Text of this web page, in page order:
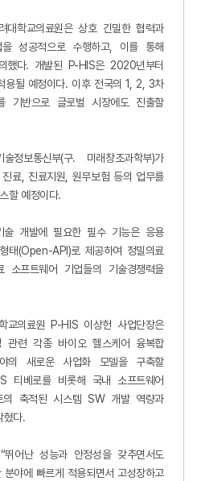
대학교의료원은 상호 긴밀한 협력과
성공적으로 수행하고, 이를 통해
했다. 개발된 P-HIS은 2020년부터
용될 예정이다. 이후 전국의 1, 2, 3차
기반으로 글로벌 시장에도 진출할
정보통신부(구. 미래창조과학부)가
료, 진료지원, 원무보험 등의 업무를
할 예정이다.
개발에 필요한 필수 기능은 응용
태(Open-API)로 제공하여 정밀의료
소프트웨어 기업들의 기술경쟁력을
교의료원 P-HIS 이상헌 사업단장은
관련 각종 바이오 헬스케어 융복합
의 새로운 사업화 모델을 구축할
티베로를 비롯해 국내 소프트웨어
의 축적된 시스템 SW 개발 역량과
혔다.
어난 성능과 안정성을 갖추면서도
야에 빠르게 적용되면서 고성장하고